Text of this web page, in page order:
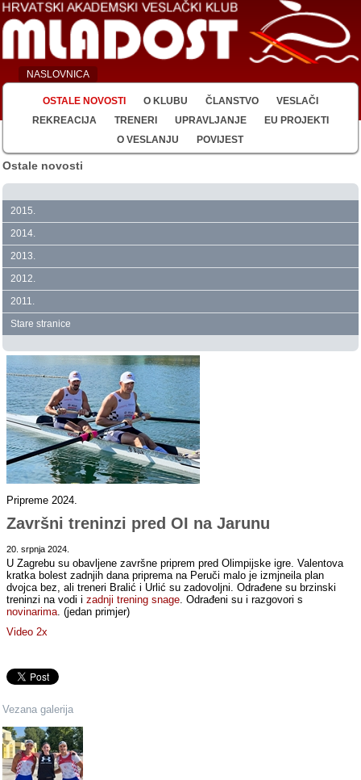
NASLOVNICA
OSTALE NOVOSTI O KLUBU ČLANSTVO
VESLAČI
REKREACIJA
TRENERI UPRAVLJANJE
EU PROJEKTI
O VESLANJU
POVIJEST
Ostale novosti
2015.
2014.
2013.
2012.
2011.
Stare stranice
Pripreme 2024.
Završni treninzi pred OI na Jarunu
20. srpnja 2024.
U Zagrebu su obavljene završne priprem pred Olimpijske igre. Valentova
kratka bolest zadnjih dana priprema na Peruči malo je izmjneila plan
dvojca bez, ali treneri Bralić i Urlić su zadovoljni. Odrađene su brzinski
treninzi na vodi izadnji trening snage. Odrađeni su i razgovori s
novinarima. (jedan primjer)
Video 2x
Vezana galerija